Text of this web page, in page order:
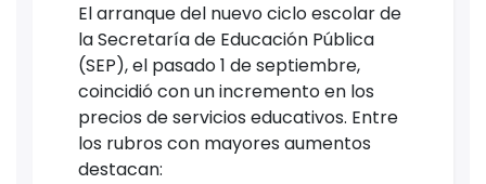
El arranque del nuevo ciclo escolar de
la Secretaría de Educación Pública
(SEP), el pasado 1 de septiembre,
coincidió con un incremento en los
precios de servicios educativos. Entre
los rubros con mayores aumentos
destacan: